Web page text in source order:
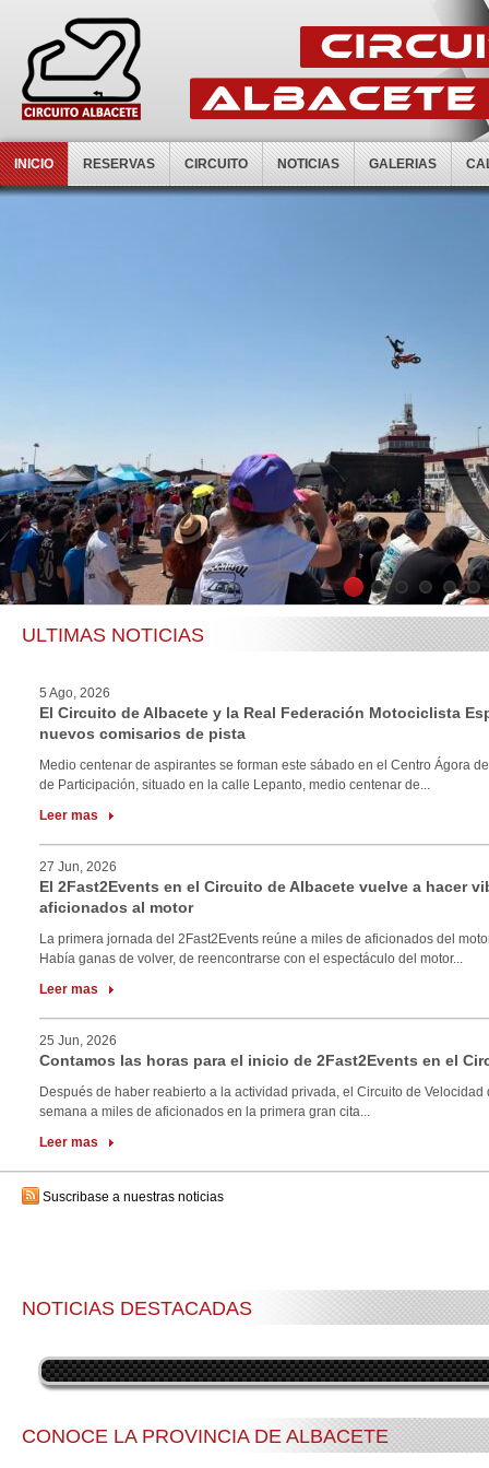
INICIO RESERVAS CIRCUITO NOTICIAS GALERIAS
1 2 3 4 5 6
ULTIMAS NOTICIAS
5 Ago, 2026
El Circuito de Albacete y la Real Federación Motociclista
nuevos comisarios de pista
Medio centenar de aspirantes se forman este sábado en el Centro Ágora
de Participación, situado en la calle Lepanto, medio centenar de...
Leer mas
27 Jun, 2026
El 2Fast2Events en el Circuito de Albacete vuelve a hacer
aficionados al motor
La primera jornada del 2Fast2Events reúne a miles de aficionados del
Había ganas de volver, de reencontrarse con el espectáculo del motor...
Leer mas
25 Jun, 2026
Contamos las horas para el inicio de 2Fast2Events en el
Después de haber reabierto a la actividad privada, el Circuito de Velocidad
semana a miles de aficionados en la primera gran cita...
Leer mas
Suscribase a nuestras noticias
NOTICIAS DESTACADAS
CONOCE LA PROVINCIA DE ALBACETE